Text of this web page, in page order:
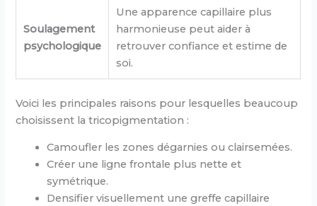
Soulagement
psychologique
Une apparence capillaire plus
harmonieuse peut aider à
retrouver confiance et estime de
soi.
Voici les principales raisons pour lesquelles beaucoup
choisissent la tricopigmentation :
Camoufler les zones dégarnies ou clairsemées.
Créer une ligne frontale plus nette et
symétrique.
Densifier visuellement une greffe capillaire